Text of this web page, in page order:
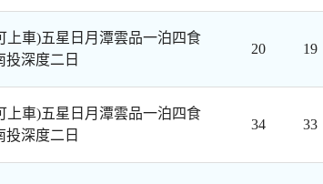
上車)五星日月潭雲品一泊四食
投深度二日
20 19
上車)五星日月潭雲品一泊四食
投深度二日
34 33